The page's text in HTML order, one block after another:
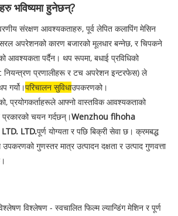
भविष्यमा हुनेछन्?
संरक्षण आवश्यकताहरु, पूर्व लेपित कलापिंग मेसिन
अपरेशनको कारण बजारको मूलधार बन्नेछ, र चिपकने
आवश्यकता पर्दैन। थप रूपमा, बधाई प्रविधिको
प्रणालीहरू र टच अपरेशन इन्टरफेस) ले
गर्यो।परिचालन सुविधाउपकरणको।
प्रयोगकर्ताहरूले आफ्नो वास्तविक आवश्यकताको
चयन गर्दछन्।Wenzhou fihoha
LTD.पूर्ण योग्यता र पछि बिक्री सेवा छ। क्रमबद्ध
गुणस्तर मात्र उत्पादन दक्षता र उत्पाद गुणवत्ता
विश्लेषण - स्वचालित फिल्म ल्यान्डिंग मेशिन र पूर्ण